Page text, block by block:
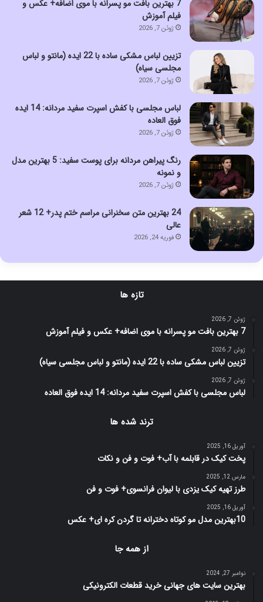
7 بهترین بافت مو پسرانه با موی اضافه+ عکس و
فیلم آموزش
ژوئن 7, 2026
تزیین لباس مشکی ساده با 22 ایده (مانتو و لباس
مجلسی سیاه)
ژوئن 7, 2026
لباس مجلسی با کفش اسپرت سفید مردانه: 14 ایده
فوق العاده
ژوئن 7, 2026
رنگ پیراهن مردانه برای پوست سفید: 5 بهترین مدل
و نمونه
ژوئن 7, 2026
24 بهترین متن سخنرانی مراسم ختم پدر+ 12 شعر
عالی
فوریه 24, 2026
تازه ها
ژوئن 7, 2026
7 بهترین بافت مو پسرانه با موی اضافه+ عکس و فیلم آموزش
ژوئن 7, 2026
تزیین لباس مشکی ساده با 22 ایده (مانتو و لباس مجلسی سیاه)
ژوئن 7, 2026
لباس مجلسی با کفش اسپرت سفید مردانه: 14 ایده فوق العاده
ترند شده ها
آوریل 16, 2025
پخت کیک در قابلمه با آب+ فوت و فن و نکات
مارس 12, 2025
طرز تهیه کیک یزدی با لیوان فرانسوی+ فوت و فن
آوریل 16, 2025
10بهترین مدل مو کوتاه دخترانه تا گردن کره ای+ عکس
از همه جا
نوامبر 27, 2024
بهترین سایت های جهانی خرید قطعات الکترونیکی